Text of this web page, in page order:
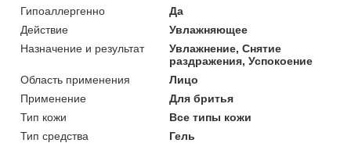
Гипоаллергенно
Да
Действие
Увлажняющее
Назначение и результат
Увлажнение, Снятие
раздражения, Успокоение
Область применения
Лицо
Применение
Для бритья
Тип кожи
Все типы кожи
Тип средства
Гель